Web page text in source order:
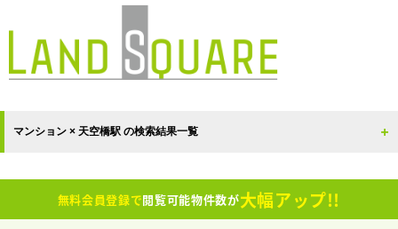
マンション × 天空橋駅 の検索結果一覧
無料会員登録で閲覧可能物件数が大幅アップ!!